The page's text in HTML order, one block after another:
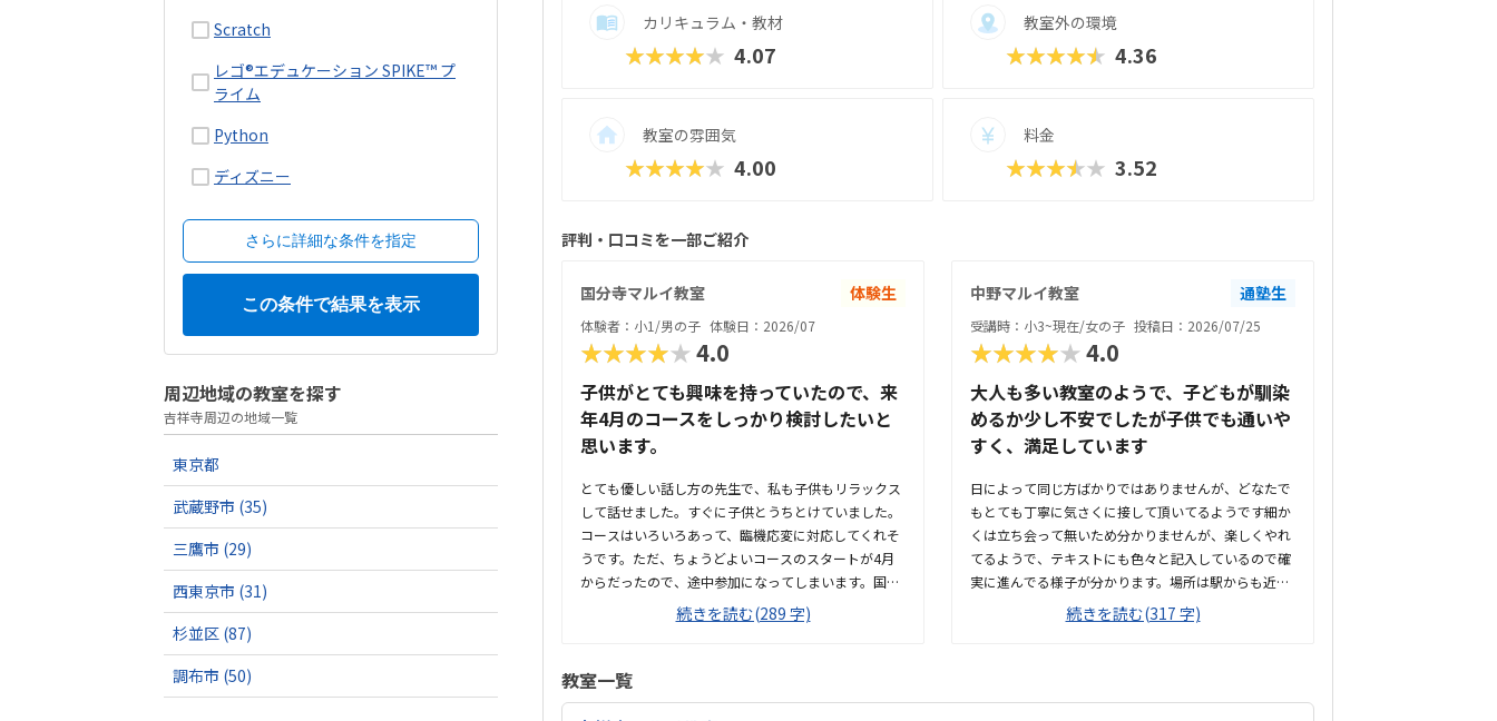
Scratch
レゴ®エデュケーション SPIKE™ プ
ライム
Python
ディズニー
さらに詳細な条件を指定
周辺地域の教室を探す
吉祥寺周辺の地域一覧
東京都
武蔵野市 (35)
三鷹市 (29)
西東京市 (31)
杉並区 (87)
調布市 (50)
カリキュラム・教材
★★★★★ 4.07
教室外の環境
★★★★★ 4.36
教室の雰囲気
★★★★★ 4.00
料金
★★★★★ 3.52
評判・口コミを一部ご紹介
国分寺マルイ教室 体験生
体験者：小1/男の子 体験日：2026/07
★★★★★4.0
子供がとても興味を持っていたので、来
年4月のコースをしっかり検討したいと
思います。
とても優しい話し方の先生で、私も子供もリラックス
して話せました。すぐに子供とうちとけていました。
コースはいろいろあって、臨機応変に対応してくれそ
うです。ただ、ちょうどよいコースのスタートが4月
からだったので、途中参加になってしまいます。国分
寺駅の駅ビルなので、通いやすいですし、親も待って
る時間に買い物できて良さそうです。少し狭いです
してもくもくと学んでいました。他のプログラミング
教室も体験に行きましたが、他よりもお安かったので
続きを読む(289 字)
中野マルイ教室 通塾生
受講時：小3~現在/女の子 投稿日：2026/07/25
★★★★★4.0
大人も多い教室のようで、子どもが馴染
めるか少し不安でしたが子供でも通いや
すく、満足しています
日によって同じ方ばかりではありませんが、どなたで
もとても丁寧に気さくに接して頂いてるようです細か
くは立ち会って無いため分かりませんが、楽しくやれ
てるようで、テキストにも色々と記入しているので確
実に進んでる様子が分かります。場所は駅からも近く
商業施設内のため、お迎えが遅れても暑い外で待たせ
なくていいので安心です。大人の方も多く通われてる
把握してませんが、個人的には小学生の習い事として
続きを読む(317 字)
教室一覧